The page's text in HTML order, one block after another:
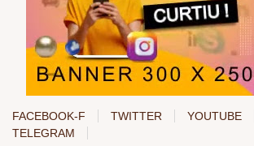
FACEBOOK-F TWITTER YOUTUBE
TELEGRAM